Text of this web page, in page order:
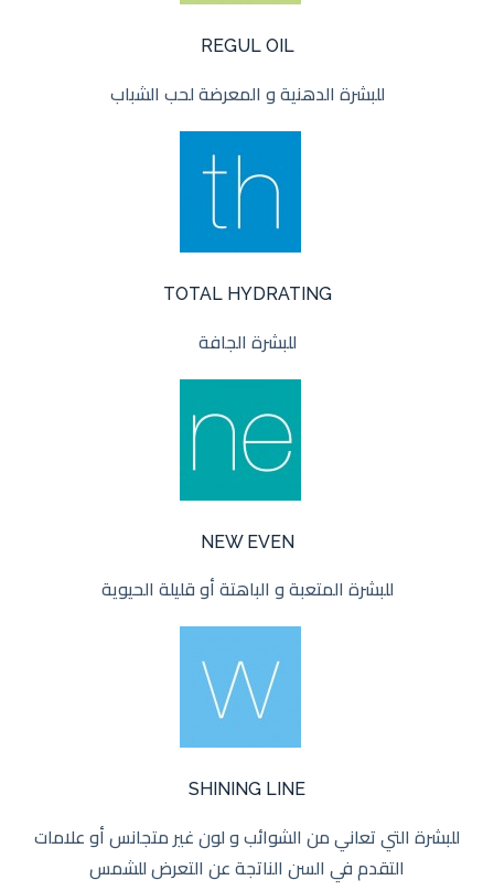
REGUL OIL
للبشرة الدهنية و المعرضة لحب الشباب
TOTAL HYDRATING
للبشرة الجافة
NEW EVEN
للبشرة المتعبة و الباهتة أو قليلة الحيوية
SHINING LINE
للبشرة التي تعاني من الشوائب و لون غير متجانس أو علامات
التقدم في السن الناتجة عن التعرض للشمس